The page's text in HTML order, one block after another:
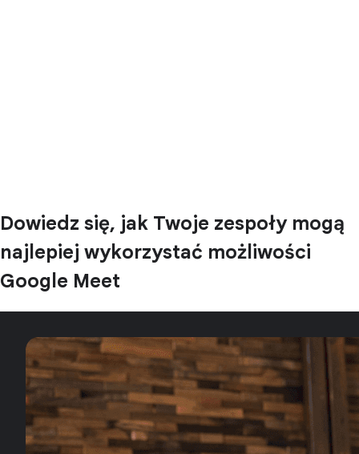
Dowiedz się, jak Twoje zespoły mogą
najlepiej wykorzystać możliwości
Google Meet